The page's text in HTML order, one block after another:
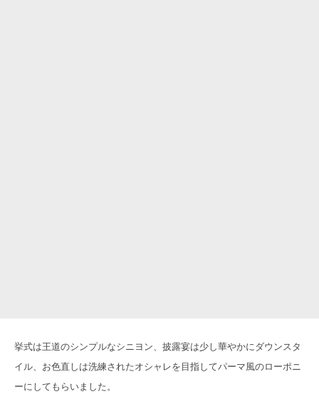
挙式は王道のシンプルなシニヨン、披露宴は少し華やかにダウンスタ
イル、お色直しは洗練されたオシャレを目指してパーマ風のローポニ
ーにしてもらいました。